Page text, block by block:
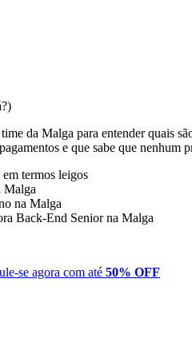
da Malga para entender quais
e que sabe que nenhum
termos leigos
Malga
na Malga
Back-End Senior na Malga
se agora com até 50% OFF